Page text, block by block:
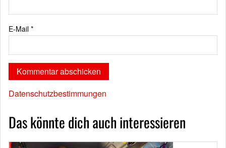
E-Mail *
Datenschutzbestimmungen
Das könnte dich auch interessieren